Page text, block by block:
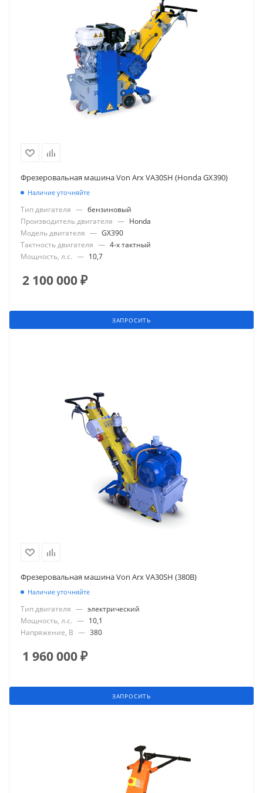
Фрезеровальная машина Von Arx VA30SH (Honda GX390)
Наличие уточняйте
Тип двигателя — бензиновый
Производитель двигателя — Honda
Модель двигателя — GX390
Тактность двигателя — 4-х тактный
Мощность, л.с. — 10,7
2 100 000₽
ЗАПРОСИТЬ
Фрезеровальная машина Von Arx VA30SH (380В)
Наличие уточняйте
Тип двигателя — электрический
Мощность, л.с. — 10,1
Напряжение, В — 380
1 960 000₽
ЗАПРОСИТЬ